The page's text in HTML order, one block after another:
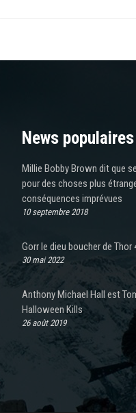
News populaires
Millie Bobby Brown dit que
pour des choses plus
conséquences imprévues
10 septembre 2018
Gorr le dieu boucher de Thor
30 mai 2022
Anthony Michael Hall est
Halloween Kills
26 août 2019